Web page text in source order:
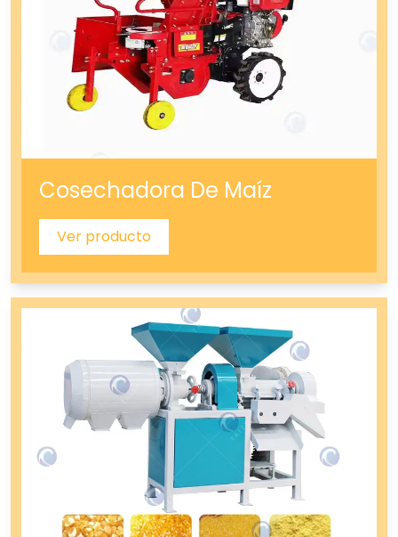
Cosechadora De Maíz
Ver producto